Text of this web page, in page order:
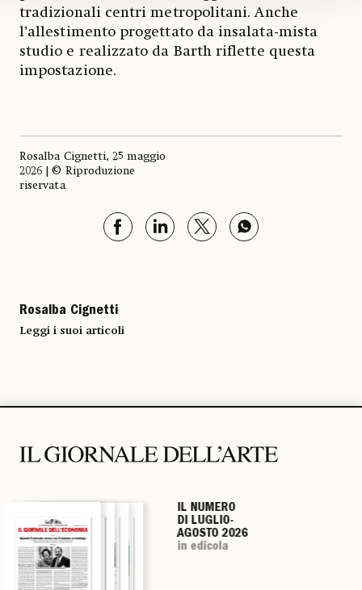
tradizionali centri metropolitani. Anche
l’allestimento progettato da insalata-mista
studio e realizzato da Barth riflette questa
impostazione.
Rosalba Cignetti, 25 maggio
2026 | © Riproduzione
riservata
Rosalba Cignetti
Leggi i suoi articoli
IL NUMERO
DI LUGLIO-
AGOSTO 2026
in edicola
IL NUMERO
DI LUGLIO-
AGOSTO 2026
in edicola
IL NUMERO
DI LUGLIO-
AGOSTO 2026
in edicola
IL NUMERO
DI LUGLIO-
AGOSTO 2026
in edicola